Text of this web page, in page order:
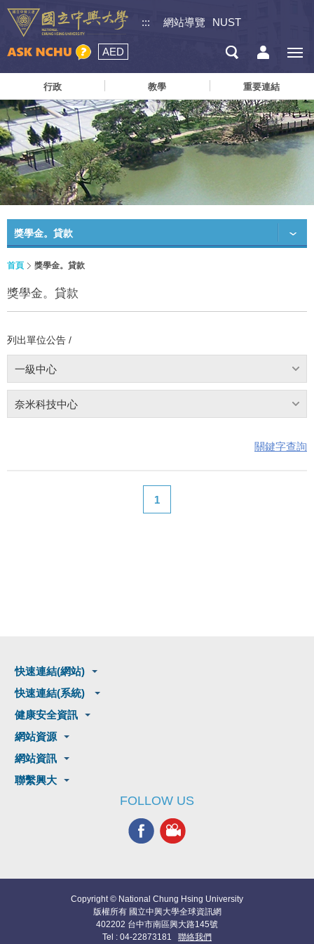
::: 網站導覽 NUST
AED
行政 教學 重要連結
獎學金。貸款
首頁 獎學金。貸款
獎學金。貸款
列出單位公告 /
一級中心
奈米科技中心
關鍵字查詢
1
快速連結(網站)
快速連結(系統)
健康安全資訊
網站資源
網站資訊
聯繫興大
FOLLOW US
Copyright © National Chung Hsing University
版權所有 國立中興大學全球資訊網
402202 台中市南區興大路145號
Tel : 04-22873181 聯絡我們